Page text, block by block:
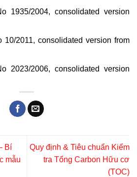
1935/2004, consolidated version
10/2011, consolidated version from
2023/2006, consolidated version
Bí
mẫu
Quy định & Tiêu chuẩn Kiểm
tra Tổng Carbon Hữu cơ
(TOC)